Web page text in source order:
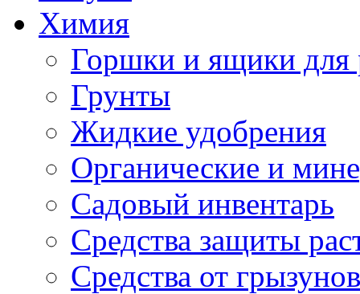
Химия
Горшки и ящики для
Грунты
Жидкие удобрения
Органические и
Садовый инвентарь
Средства защиты
Средства от грызунов